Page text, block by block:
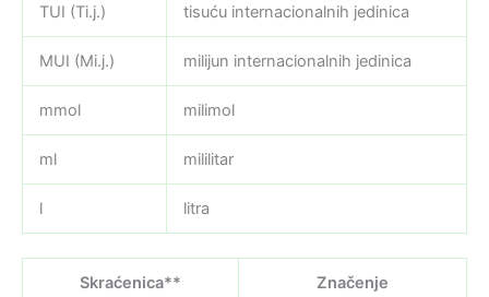
TUI (Ti.j.) tisuću internacionalnih jedinica
MUI (Mi.j.) milijun internacionalnih jedinica
mmol milimol
ml mililitar
l litra
Skraćenica** Značenje